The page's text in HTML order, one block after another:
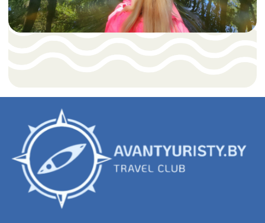
ИП Давыдов Андрей Владимирович
2025 © avantyuristy.by